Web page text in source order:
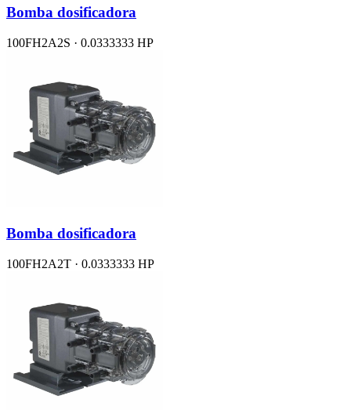
Bomba dosificadora
100FH2A2S · 0.0333333 HP
Bomba dosificadora
100FH2A2T · 0.0333333 HP